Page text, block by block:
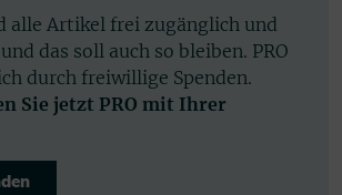
alle Artikel frei zugänglich und
das soll auch so bleiben. PRO
durch freiwillige Spenden.
Sie jetzt PRO mit Ihrer